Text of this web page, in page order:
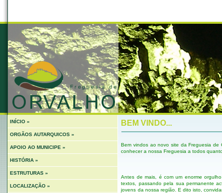
INÍCIO »
ORGÃOS AUTARQUICOS »
APOIO AO MUNICIPE »
HISTÓRIA »
ESTRUTURAS »
LOCALIZAÇÃO »
BEM VINDO...
Bem vindos ao novo site da Freguesia de
conhecer a nossa Freguesia a todos
Antes de mais, é com um enorme
textos, passando pela sua permanente
jovens da nossa região. E dito isto,